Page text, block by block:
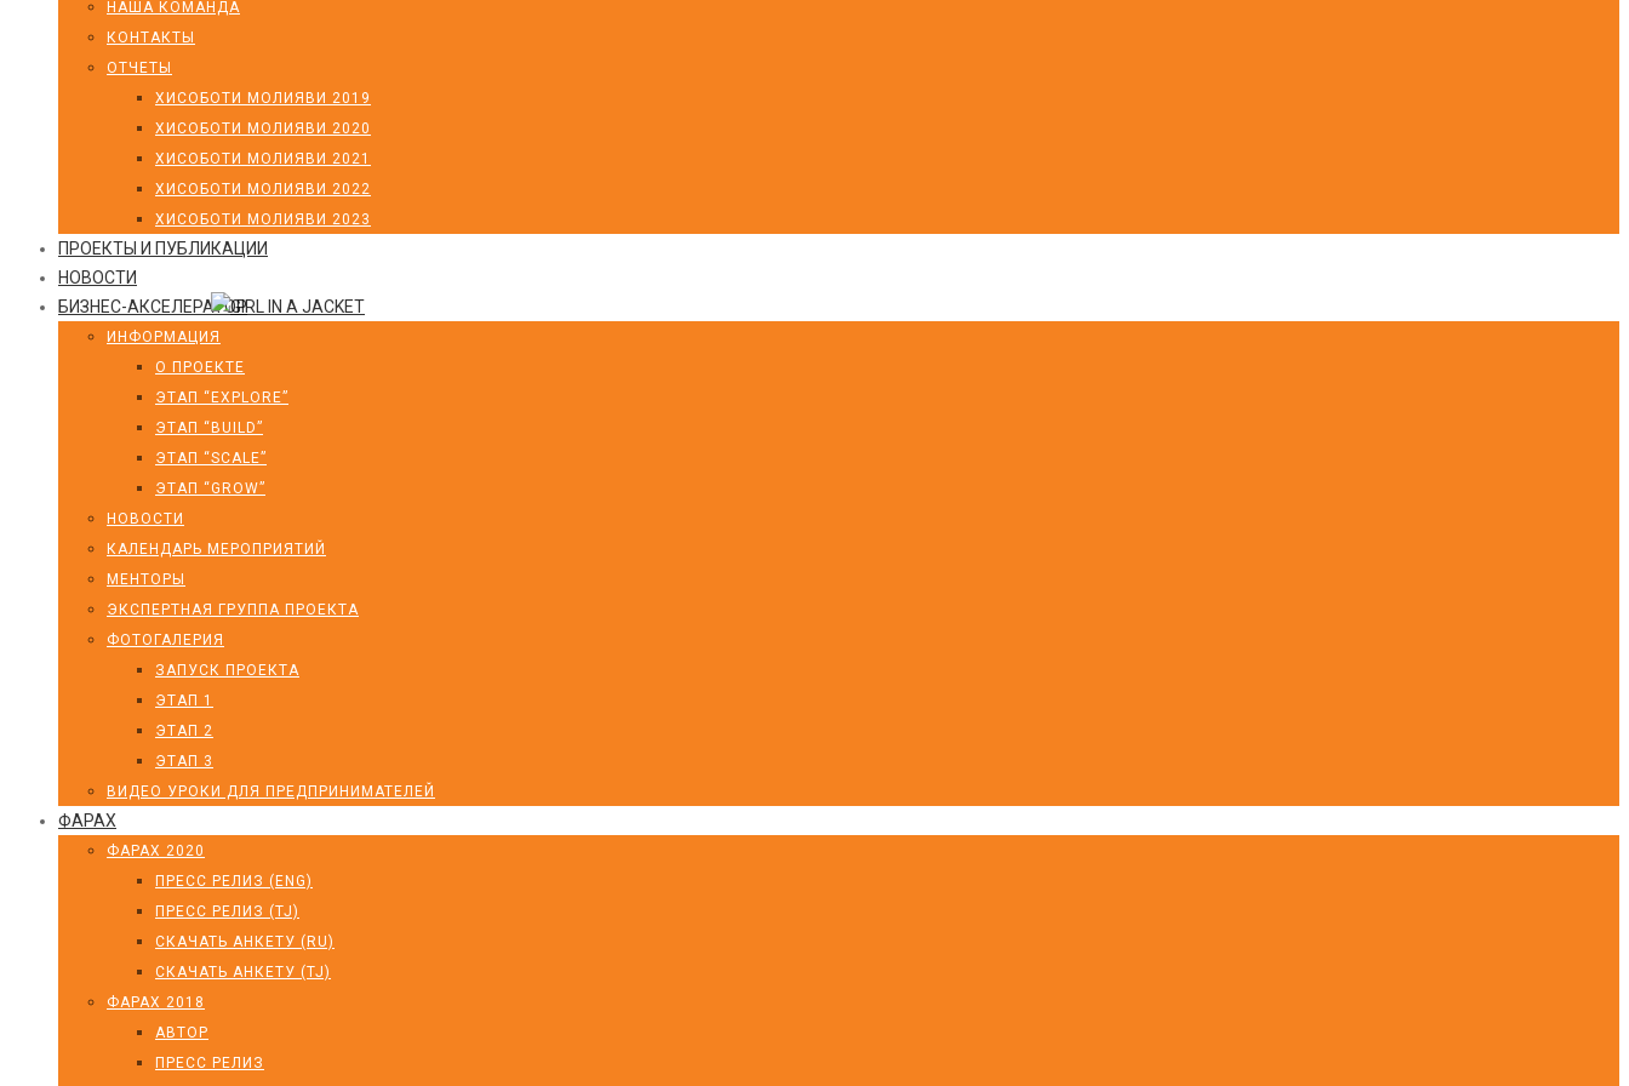
НАША КОМАНДА
КОНТАКТЫ
ОТЧЕТЫ
ХИСОБОТИ МОЛИЯВИ 2019
ХИСОБОТИ МОЛИЯВИ 2020
ХИСОБОТИ МОЛИЯВИ 2021
ХИСОБОТИ МОЛИЯВИ 2022
ХИСОБОТИ МОЛИЯВИ 2023
ПРОЕКТЫ И ПУБЛИКАЦИИ
НОВОСТИ
БИЗНЕС-АКСЕЛЕРАТОР
ИНФОРМАЦИЯ
О ПРОЕКТЕ
ЭТАП “EXPLORE”
ЭТАП “BUILD”
ЭТАП “SCALE”
ЭТАП “GROW”
НОВОСТИ
КАЛЕНДАРЬ МЕРОПРИЯТИЙ
МЕНТОРЫ
ЭКСПЕРТНАЯ ГРУППА ПРОЕКТА
ФОТОГАЛЕРИЯ
ЗАПУСК ПРОЕКТА
ЭТАП 1
ЭТАП 2
ЭТАП 3
ВИДЕО УРОКИ ДЛЯ ПРЕДПРИНИМАТЕЛЕЙ
ФАРАХ
ФАРАХ 2020
ПРЕСС РЕЛИЗ (ENG)
ПРЕСС РЕЛИЗ (TJ)
СКАЧАТЬ АНКЕТУ (RU)
СКАЧАТЬ АНКЕТУ (TJ)
ФАРАХ 2018
АВТОР
ПРЕСС РЕЛИЗ